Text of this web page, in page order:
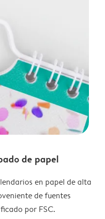
de papel
en papel de alta
de fuentes
por FSC.